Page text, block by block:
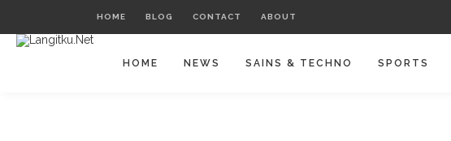
HOME BLOG CONTACT ABOUT
HOME NEWS SAINS & TECHNO SPORTS